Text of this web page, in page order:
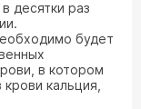
десятки раз
будет
в котором
кальция,